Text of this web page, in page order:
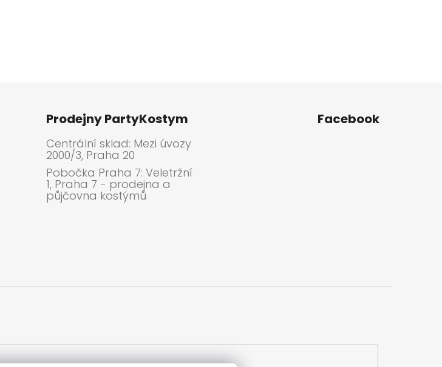
Prodejny PartyKostym
Centrální sklad: Mezi úvozy
2000/3, Praha 20
Pobočka Praha 7: Veletržní
1, Praha 7 - prodejna a
půjčovna kostýmů
Facebook